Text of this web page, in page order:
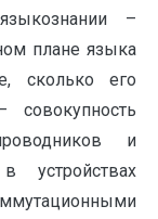
–
плане языка
сколько его
совокупность
и